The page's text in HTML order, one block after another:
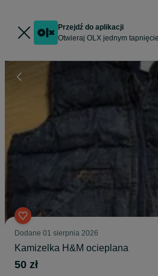
Przejdź do aplikacji
Otwieraj OLX jednym
Dodane 01 sierpnia 2026
Kamizelka H&M ocieplana
50 zł